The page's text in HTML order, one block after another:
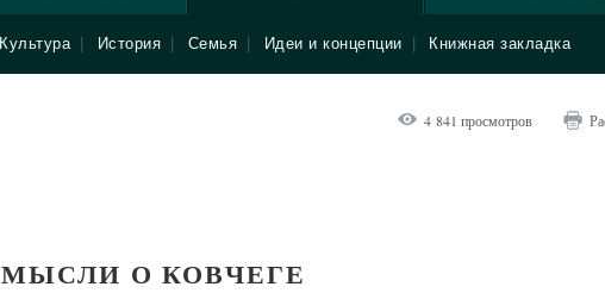
Культура История Семья Идеи и концепции Книжная закладка
4 841 просмотров
МЫСЛИ О КОВЧЕГЕ